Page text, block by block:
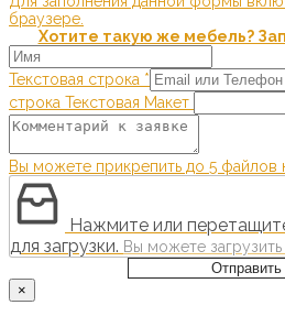
браузере.
Хотите такую же мебель?
Текстовая строка *
строка Текстовая Макет
Вы можете прикрепить до 5 файлов
Нажмите или
для загрузки. Вы можете
Отправить
×